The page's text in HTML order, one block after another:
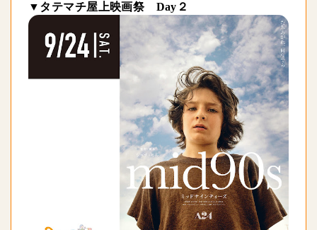
▼ タテマチ屋上映画祭 Day２